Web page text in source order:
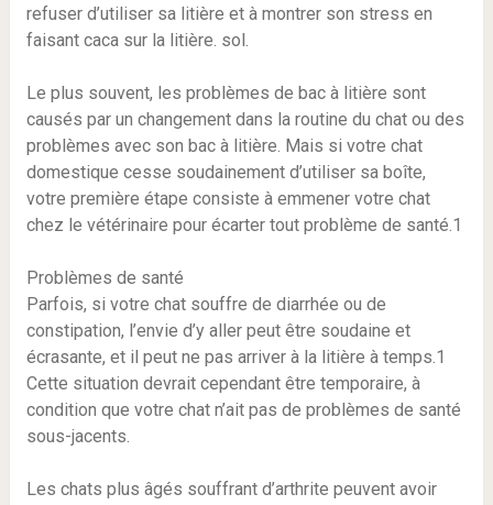
refuser d’utiliser sa litière et à montrer son stress en
faisant caca sur la litière. sol.
Le plus souvent, les problèmes de bac à litière sont
causés par un changement dans la routine du chat ou des
problèmes avec son bac à litière. Mais si votre chat
domestique cesse soudainement d’utiliser sa boîte,
votre première étape consiste à emmener votre chat
chez le vétérinaire pour écarter tout problème de santé.1
Problèmes de santé
Parfois, si votre chat souffre de diarrhée ou de
constipation, l’envie d’y aller peut être soudaine et
écrasante, et il peut ne pas arriver à la litière à temps.1
Cette situation devrait cependant être temporaire, à
condition que votre chat n’ait pas de problèmes de santé
sous-jacents.
Les chats plus âgés souffrant d’arthrite peuvent avoir